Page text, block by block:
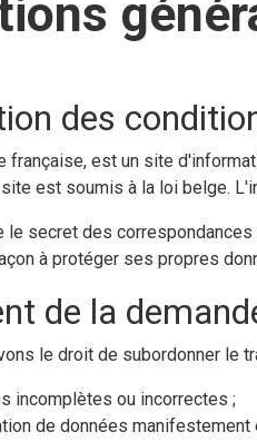
des
française, est un site
est soumis à la loi belge.
le secret des
à protéger ses propres
de la
le droit de subordonner le
incomplètes ou incorrectes ;
de données